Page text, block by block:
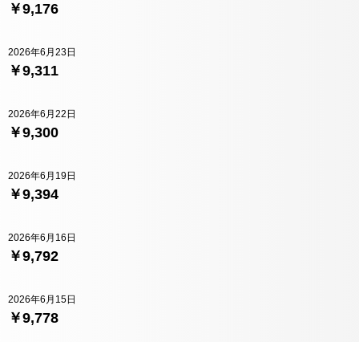
￥9,176
￥9,311
2026年6月23日
￥9,300
2026年6月22日
￥9,394
2026年6月19日
￥9,792
2026年6月16日
￥9,778
2026年6月15日